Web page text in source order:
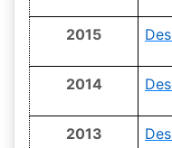
2015
2014
2013